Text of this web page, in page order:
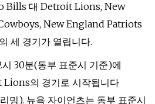
Bills 대 Detroit Lions, New
New England Patriots
세 경기가 열립니다.
30분(동부 표준시 기준)에
의 경기로 시작됩니다
밍). 뉴욕 자이언츠는 동부 표준시